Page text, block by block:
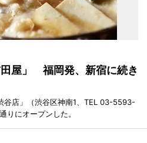
屋」 福岡発、新宿に続き
谷店」（渋谷区神南1、TEL 03-5593-
りにオープンした。